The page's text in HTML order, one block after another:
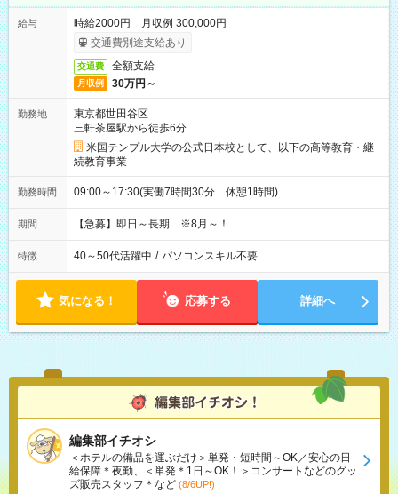
給与
時給2000円 月収例 300,000円
交通費別途支給あり
交通費 全額支給
月収例 30万円～
勤務地
東京都世田谷区
三軒茶屋駅から徒歩6分
米国テンプル大学の公式日本校として、以下の高等教育・継
続教育事業
勤務時間 09:00～17:30(実働7時間30分 休憩1時間)
期間 【急募】即日～長期 ※8月～！
特徴 40～50代活躍中 / パソコンスキル不要
気になる！ 応募する 詳細へ
編集部イチオシ
＜ホテルの備品を運ぶだけ＞単発・短時間～OK／安心の日
給保障＊夜勤、＜単発＊1日～OK！＞コンサートなどのグッ
ズ販売スタッフ＊など (8/6UP!)